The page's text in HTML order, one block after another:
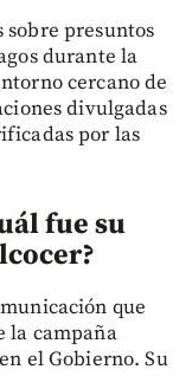
presuntos
durante la
cercano de
divulgadas
por las
fue su
que
la campaña
el Gobierno. Su